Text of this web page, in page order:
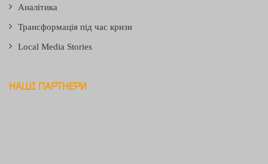
Аналітика
Трансформація під час кризи
Local Media Stories
НАШІ ПАРТНЕРИ